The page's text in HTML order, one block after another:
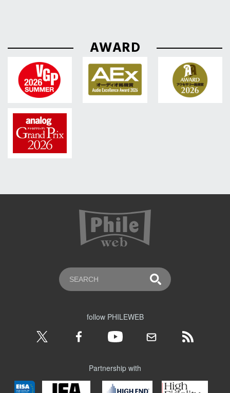
AWARD
follow PHILEWEB
Partnership with